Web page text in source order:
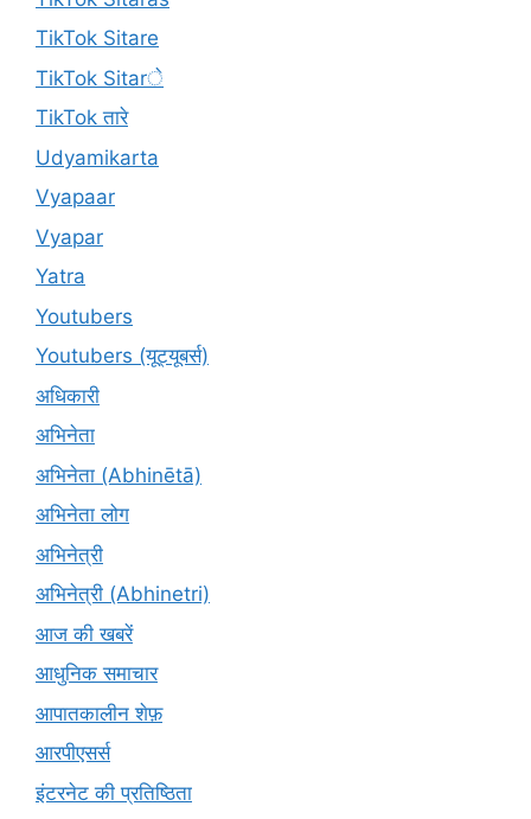
TikTok Sitare
TikTok Sitarे
TikTok तारे
Udyamikarta
Vyapaar
Vyapar
Yatra
Youtubers
Youtubers (यूट्यूबर्स)
अधिकारी
अभिनेता
अभिनेता (Abhinētā)
अभिनेता लोग
अभिनेत्री
अभिनेत्री (Abhinetri)
आज की खबरें
आधुनिक समाचार
आपातकालीन शेफ़
आरपीएसर्स
इंटरनेट की प्रतिष्ठिता